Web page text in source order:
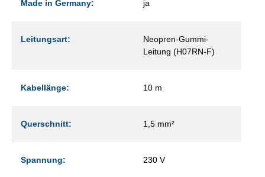
Made in Germany: ja
Leitungsart:
Neopren-Gummi-
Leitung (H07RN-F)
Kabellänge: 10 m
Querschnitt: 1,5 mm²
Spannung: 230 V